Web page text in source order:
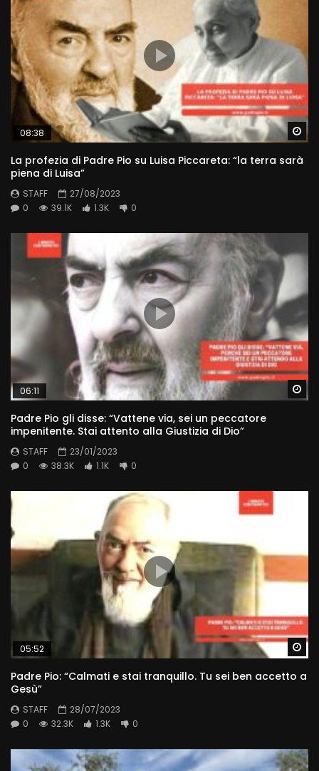
08:38
La profezia di Padre Pio su Luisa Piccareta: “la terra sarà
piena di Luisa”
STAFF
27/08/2023
0
39.1K 1.3K 0
06:11
Padre Pio gli disse: “Vattene via, sei un peccatore
impenitente. Stai attento alla Giustizia di Dio”
STAFF
23/01/2023
0
38.3K 1.1K 0
05:52
Padre Pio: “Calmati e stai tranquillo. Tu sei ben accetto a
Gesù”
STAFF
28/07/2023
0
32.3K 1.3K 0